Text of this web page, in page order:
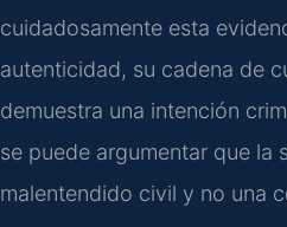
cuidadosamente esta
autenticidad, su cadena de
demuestra una intención
se puede argumentar que la
malentendido civil y no una